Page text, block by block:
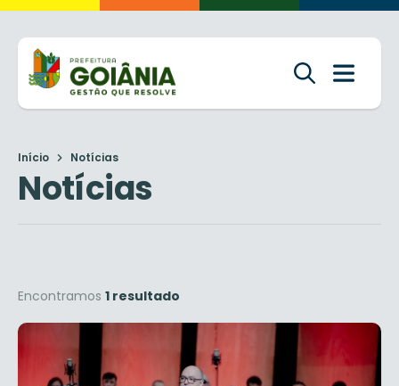
Início Notícias
Notícias
Encontramos 1 resultado